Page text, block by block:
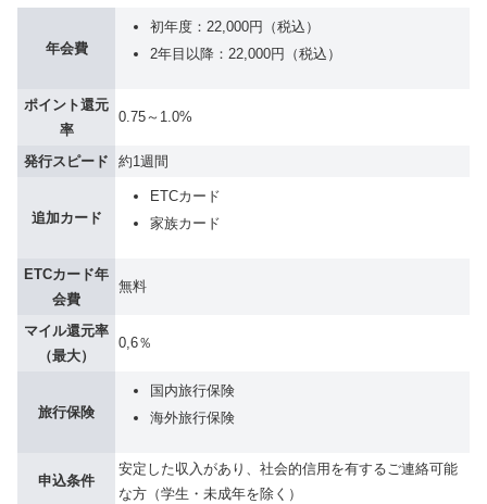
年会費
初年度：22,000円（税込）
2年目以降：22,000円（税込）
ポイント還元
率
0.75～1.0%
発行スピード 約1週間
追加カード
ETCカード
家族カード
ETCカード年
会費
無料
マイル還元率
（最大）
0,6％
旅行保険
国内旅行保険
海外旅行保険
申込条件
安定した収入があり、社会的信用を有するご連絡可能
な方（学生・未成年を除く）